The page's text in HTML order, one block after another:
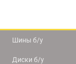
Шины б/у
Диски б/у